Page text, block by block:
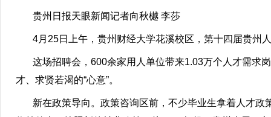
贵州日报天眼新闻记者向秋樾 李莎
4月25日上午，贵州财经大学花溪校区，第十四届贵州
这场招聘会，600余家用人单位带来1.03万个人才需求岗
才、求贤若渴的“心意”。
新在政策导向。政策咨询区前，不少毕业生拿着人才政